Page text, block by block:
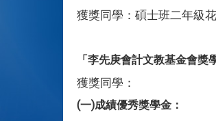
獲獎同學：碩士班二年級花
「李先庚會計文教基金會獎
獲獎同學：
(一)成績優秀獎學金：